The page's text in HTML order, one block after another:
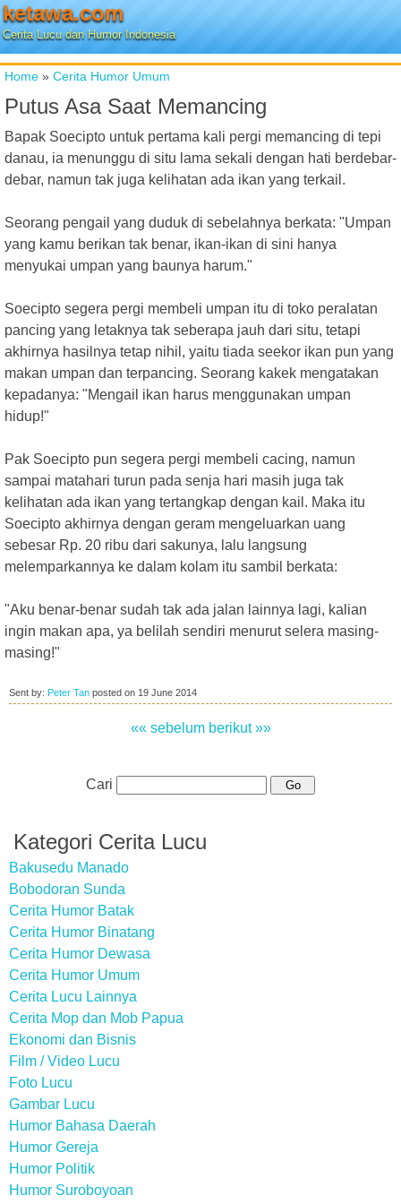
ketawa.com
Cerita Lucu dan Humor Indonesia
Home » Cerita Humor Umum
Putus Asa Saat Memancing
Bapak Soecipto untuk pertama kali pergi memancing di tepi
danau, ia menunggu di situ lama sekali dengan hati berdebar-
debar, namun tak juga kelihatan ada ikan yang terkail.
Seorang pengail yang duduk di sebelahnya berkata: "Umpan
yang kamu berikan tak benar, ikan-ikan di sini hanya
menyukai umpan yang baunya harum."
Soecipto segera pergi membeli umpan itu di toko peralatan
pancing yang letaknya tak seberapa jauh dari situ, tetapi
akhirnya hasilnya tetap nihil, yaitu tiada seekor ikan pun yang
makan umpan dan terpancing. Seorang kakek mengatakan
kepadanya: "Mengail ikan harus menggunakan umpan
hidup!"
Pak Soecipto pun segera pergi membeli cacing, namun
sampai matahari turun pada senja hari masih juga tak
kelihatan ada ikan yang tertangkap dengan kail. Maka itu
Soecipto akhirnya dengan geram mengeluarkan uang
sebesar Rp. 20 ribu dari sakunya, lalu langsung
melemparkannya ke dalam kolam itu sambil berkata:
"Aku benar-benar sudah tak ada jalan lainnya lagi, kalian
ingin makan apa, ya belilah sendiri menurut selera masing-
masing!"
Sent by: Peter Tan posted on 19 June 2014
«« sebelum berikut »»
Cari
Kategori Cerita Lucu
Bakusedu Manado
Bobodoran Sunda
Cerita Humor Batak
Cerita Humor Binatang
Cerita Humor Dewasa
Cerita Humor Umum
Cerita Lucu Lainnya
Cerita Mop dan Mob Papua
Ekonomi dan Bisnis
Film / Video Lucu
Foto Lucu
Gambar Lucu
Humor Bahasa Daerah
Humor Gereja
Humor Politik
Humor Suroboyoan